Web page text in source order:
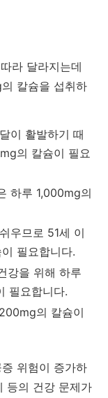
라 달라지는데
칼슘을 섭취하
이 활발하기 때
의 칼슘이 필요
하루 1,000mg의
우므로 51세 이
필요합니다.
강을 위해 하루
필요합니다.
의 칼슘이
위험이 증가하
등의 건강 문제가